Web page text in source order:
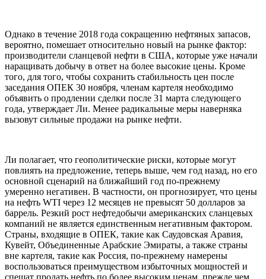
Однако в течение 2018 года сокращению нефтяных запасов,
вероятно, помешает относительно новый на рынке фактор:
производители сланцевой нефти в США, которые уже начали
наращивать добычу в ответ на более высокие цены. Кроме
того, для того, чтобы сохранить стабильность цен после
заседания ОПЕК 30 ноября, членам картеля необходимо
объявить о продлении сделки после 31 марта следующего
года, утверждает Ли. Менее радикальные меры наверняка
вызовут сильные продажи на рынке нефти.
Ли полагает, что геополитические риски, которые могут
повлиять на предложение, теперь выше, чем год назад, но его
основной сценарий на ближайший год по-прежнему
умеренно негативен. В частности, он прогнозирует, что цены
на нефть WTI через 12 месяцев не превысят 50 долларов за
баррель. Резкий рост нефтедобычи американских сланцевых
компаний не является единственным негативным фактором.
Страны, входящие в ОПЕК, такие как Саудовская Аравия,
Кувейт, Объединенные Арабские Эмираты, а также страны
вне картеля, такие как Россия, по-прежнему намерены
воспользоваться преимуществом избыточных мощностей и